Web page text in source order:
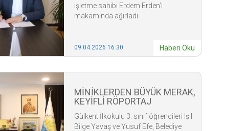
işletme sahibi Erdem Erden’i
makamında ağırladı.
09.04.2026 16:30 Haberi Oku
MİNİKLERDEN BÜYÜK MERAK,
KEYİFLİ RÖPORTAJ
Gülkent İlkokulu 3. sınıf öğrencileri Işıl
Bilge Yavaş ve Yusuf Efe, Belediye